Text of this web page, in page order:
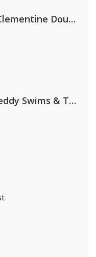
Calvin Harris & Clementine Douglas
David Guetta, Teddy Swims & Tones And I